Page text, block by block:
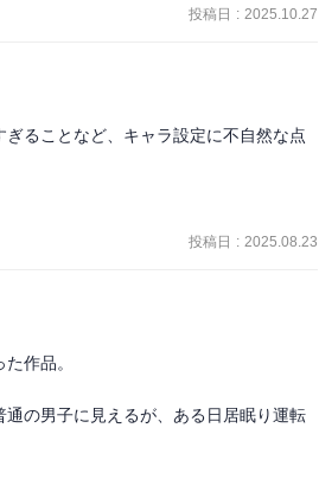
投稿日 : 2025.10.27
ることなど、キャラ設定に不自然な点
投稿日 : 2025.08.23
作品。
の男子に見えるが、ある日居眠り運転